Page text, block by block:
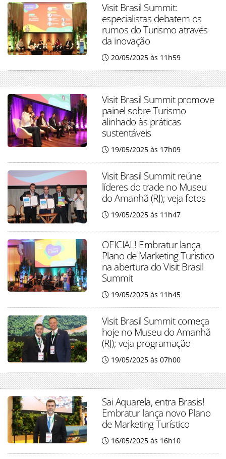
Visit Brasil Summit:
especialistas debatem os
rumos do Turismo através
da inovação
20/05/2025 às 11h59
Visit Brasil Summit promove
painel sobre Turismo
alinhado às práticas
sustentáveis
19/05/2025 às 17h09
Visit Brasil Summit reúne
líderes do trade no Museu
do Amanhã (RJ); veja fotos
19/05/2025 às 11h47
OFICIAL! Embratur lança
Plano de Marketing Turístico
na abertura do Visit Brasil
Summit
19/05/2025 às 11h45
Visit Brasil Summit começa
hoje no Museu do Amanhã
(RJ); veja programação
19/05/2025 às 07h00
Sai Aquarela, entra Brasis!
Embratur lança novo Plano
de Marketing Turístico
16/05/2025 às 16h10